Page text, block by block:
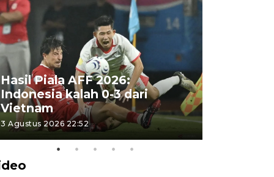
Hasil Piala AFF 2026:
Indonesia kalah 0-3 dari
Vietnam
3 Agustus 2026 22:52